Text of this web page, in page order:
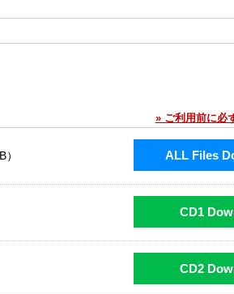
» ご利用前に必
ALL Files
CD1
CD2